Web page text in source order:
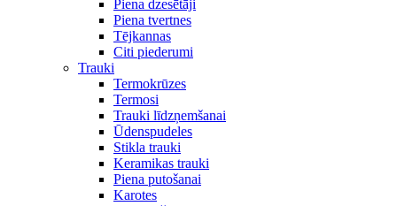
Piena dzesētāji
Piena tvertnes
Tējkannas
Citi piederumi
Trauki
Termokrūzes
Termosi
Trauki līdzņemšanai
Ūdenspudeles
Stikla trauki
Keramikas trauki
Piena putošanai
Karotes